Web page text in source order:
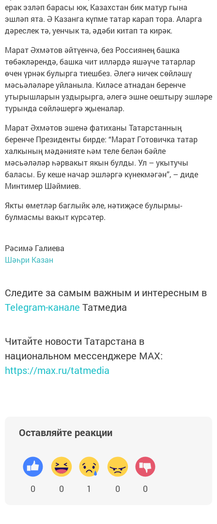
ерак эзләп барасы юк, Казахстан бик матур гына
эшләп ята. Ә Казанга күпме татар карап тора. Аларга
дәреслек тә, уенчык та, әдәби китап та кирәк.
Марат Әхмәтов әйтүенчә, без Россиянең башка
төбәкләрендә, башка чит илләрдә яшәүче татарлар
өчен үрнәк булырга тиешбез. Әлегә ничек сөйләшү
мәсьәләләре уйланыла. Киләсе атнадан беренче
утырышларын уздырырга, әлегә эшне оештыру эшләре
турында сөйләшергә җыеналар.
Марат Әхмәтов эшенә фатиханы Татарстанның
беренче Президенты бирде: “Марат Готовичка татар
халкының мәдәнияте һәм теле белән бәйле
мәсьәләләр һәрвакыт якын булды. Ул – укытучы
баласы. Бу кеше начар эшләргә күнекмәгән”, – диде
Минтимер Шәймиев.
Якты өметләр баглыйк әле, нәтиҗәсе булырмы-
булмасмы вакыт күрсәтер.
Рәсимә Галиева
Шәһри Казан
Следите за самым важным и интересным в
Telegram-канале Татмедиа
Читайте новости Татарстана в
национальном мессенджере MАХ:
https://max.ru/tatmedia
Оставляйте реакции
0 0 1 0 0